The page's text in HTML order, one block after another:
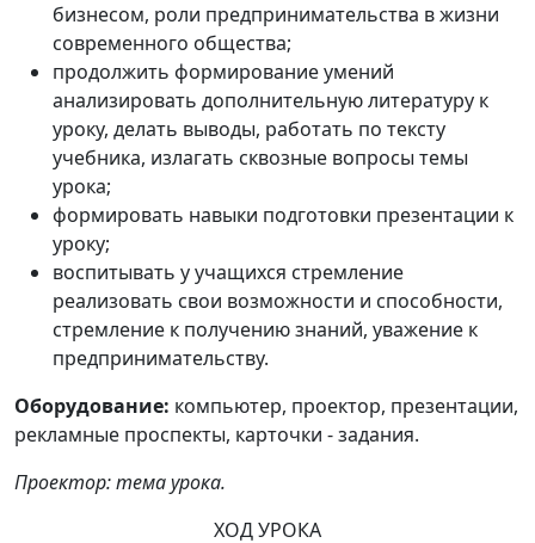
бизнесом, роли предпринимательства в жизни
современного общества;
продолжить формирование умений
анализировать дополнительную литературу к
уроку, делать выводы, работать по тексту
учебника, излагать сквозные вопросы темы
урока;
формировать навыки подготовки презентации к
уроку;
воспитывать у учащихся стремление
реализовать свои возможности и способности,
стремление к получению знаний, уважение к
предпринимательству.
Оборудование: компьютер, проектор, презентации,
рекламные проспекты, карточки - задания.
Проектор: тема урока.
ХОД УРОКА